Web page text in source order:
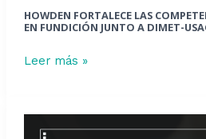
HOWDEN FORTALECE LAS
EN FUNDICIÓN JUNTO A DIMET-
USACH
Leer más »